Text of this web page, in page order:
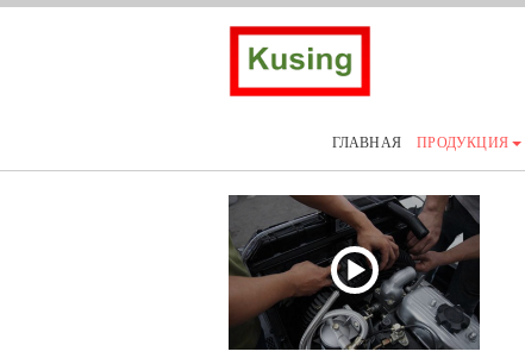
ГЛАВНАЯ ПРОДУКЦИЯ